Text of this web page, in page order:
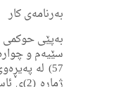
به‌رنامه‌ی كار
57) له‌